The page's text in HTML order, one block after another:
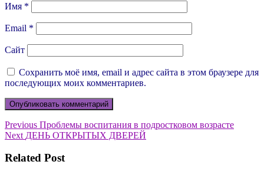
Имя *
Email *
Сайт
Сохранить моё имя, email и адрес сайта в этом браузере для
последующих моих комментариев.
Навигация
по
записям
Previous Previous
post:
Проблемы воспитания в подростковом возрасте
Next Next
ДЕНЬ ОТКРЫТЫХ ДВЕРЕЙ
Related Post